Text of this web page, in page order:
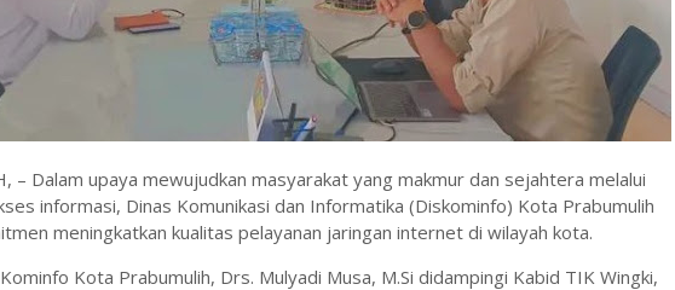
– Dalam upaya mewujudkan masyarakat yang makmur dan sejahtera melalui
informasi, Dinas Komunikasi dan Informatika (Diskominfo) Kota Prabumulih
meningkatkan kualitas pelayanan jaringan internet di wilayah kota.
Kota Prabumulih, Drs. Mulyadi Musa, M.Si didampingi Kabid TIK Wingki,